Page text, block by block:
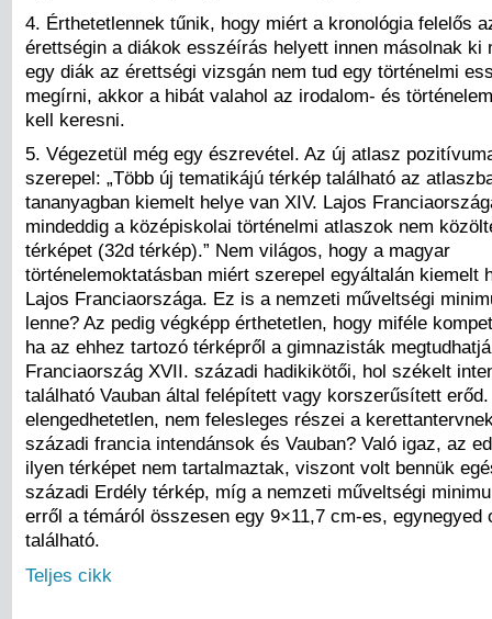
4. Érthetetlennek tűnik, hogy miért a kronológia felelős
érettségin a diákok esszéírás helyett innen másolnak ki
egy diák az érettségi vizsgán nem tud egy történelmi
megírni, akkor a hibát valahol az irodalom- és
kell keresni.
5. Végezetül még egy észrevétel. Az új atlasz
szerepel: „Több új tematikájú térkép található az
tananyagban kiemelt helye van XIV. Lajos
mindeddig a középiskolai történelmi atlaszok nem
térképet (32d térkép).” Nem világos, hogy a magyar
történelemoktatásban miért szerepel egyáltalán kiemelt
Lajos Franciaországa. Ez is a nemzeti műveltségi
lenne? Az pedig végképp érthetetlen, hogy miféle
ha az ehhez tartozó térképről a gimnazisták
Franciaország XVII. századi hadikikötői, hol székelt
található Vauban által felépített vagy korszerűsített
elengedhetetlen, nem felesleges részei a
századi francia intendánsok és Vauban? Való igaz, az
ilyen térképet nem tartalmaztak, viszont volt bennük
századi Erdély térkép, míg a nemzeti műveltségi
erről a témáról összesen egy 9×11,7 cm-es, egynegyed
található.
Teljes cikk